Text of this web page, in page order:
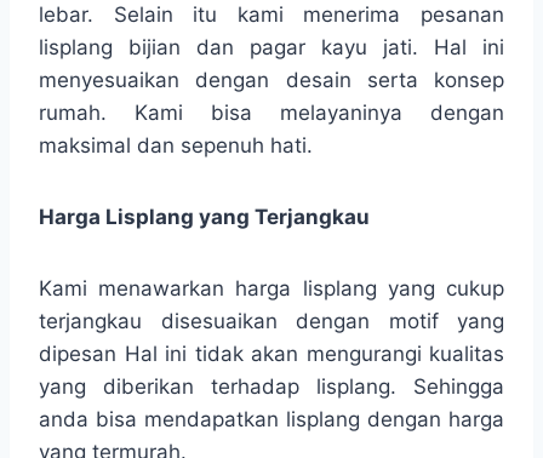
lebar. Selain itu kami menerima pesanan
lisplang bijian dan pagar kayu jati. Hal ini
menyesuaikan dengan desain serta konsep
rumah. Kami bisa melayaninya dengan
maksimal dan sepenuh hati.
Harga Lisplang yang Terjangkau
Kami menawarkan harga lisplang yang cukup
terjangkau disesuaikan dengan motif yang
dipesan Hal ini tidak akan mengurangi kualitas
yang diberikan terhadap lisplang. Sehingga
anda bisa mendapatkan lisplang dengan harga
yang termurah.